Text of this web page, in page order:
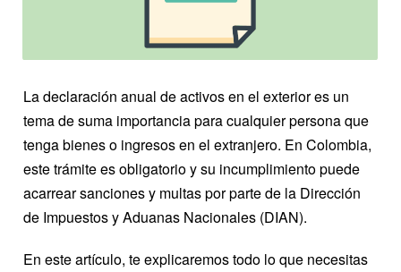
La declaración anual de activos en el exterior es un
tema de suma importancia para cualquier persona que
tenga bienes o ingresos en el extranjero. En Colombia,
este trámite es obligatorio y su incumplimiento puede
acarrear sanciones y multas por parte de la Dirección
de Impuestos y Aduanas Nacionales (DIAN).
En este artículo, te explicaremos todo lo que necesitas